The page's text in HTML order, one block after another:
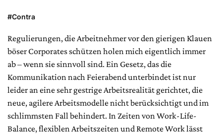
#Contra
Regulierungen, die Arbeitnehmer vor den gierigen Klauen
böser Corporates schützen holen mich eigentlich immer
ab – wenn sie sinnvoll sind. Ein Gesetz, das die
Kommunikation nach Feierabend unterbindet ist nur
leider an eine sehr gestrige Arbeitsrealität gerichtet, die
neue, agilere Arbeitsmodelle nicht berücksichtigt und im
schlimmsten Fall behindert. In Zeiten von Work-Life-
Balance, flexiblen Arbeitszeiten und Remote Work lässt